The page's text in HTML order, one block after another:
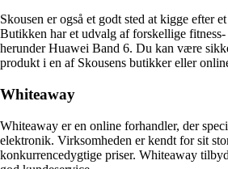
Skousen er også et godt sted at kigge efter
Butikken har et udvalg af forskellige
herunder Huawei Band 6. Du kan være
produkt i en af Skousens butikker eller
Whiteaway
Whiteaway er en online forhandler, der
elektronik. Virksomheden er kendt for sit
konkurrencedygtige priser. Whiteaway